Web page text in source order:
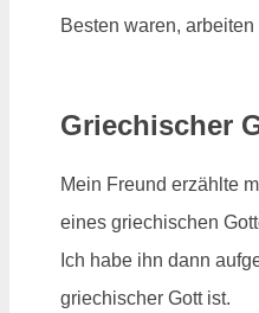
Besten waren,
Griechischer
Mein Freund erzählte
eines griechischen
Ich habe ihn dann
griechischer Gott ist.